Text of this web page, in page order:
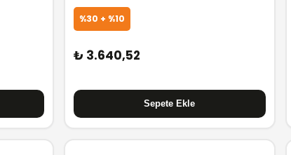
%30 + %10
₺ 3.640,52